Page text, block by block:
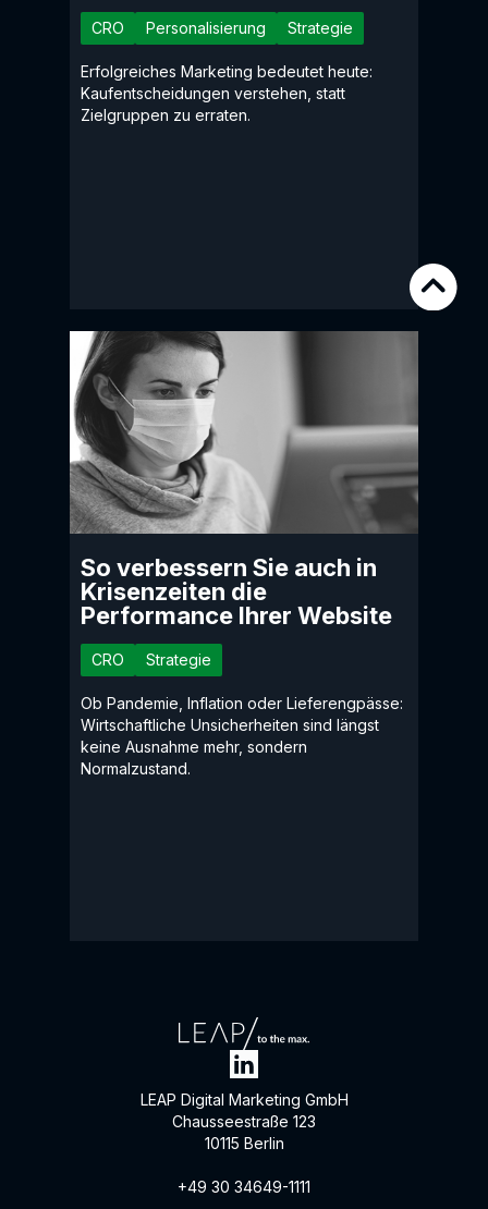
CRO Personalisierung Strategie
Erfolgreiches Marketing bedeutet heute:
Kaufentscheidungen verstehen, statt
Zielgruppen zu erraten.
So verbessern Sie auch in
Krisenzeiten die
Performance Ihrer Website
CRO Strategie
Ob Pandemie, Inflation oder Lieferengpässe:
Wirtschaftliche Unsicherheiten sind längst
keine Ausnahme mehr, sondern
Normalzustand.
LEAP Digital Marketing GmbH
Chausseestraße 123
10115 Berlin
+49 30 34649-1111